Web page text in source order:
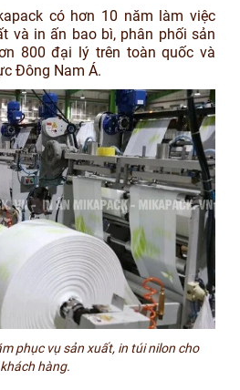
có hơn 10 năm làm việc
và in ấn bao bì, phân phối sản
800 đại lý trên toàn quốc và
Đông Nam Á.
phục vụ sản xuất, in túi nilon cho
khách hàng.